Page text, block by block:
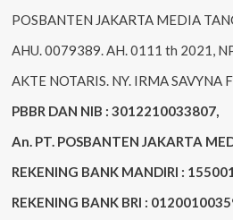
POSBANTEN JAKARTA MEDIA
AHU. 0079389. AH. 0111 th 2021,
AKTE NOTARIS. NY. IRMA SAVYNA
PBBR DAN NIB : 3012210033807,
An. PT. POSBANTEN JAKARTA
REKENING BANK MANDIRI :
REKENING BANK BRI :